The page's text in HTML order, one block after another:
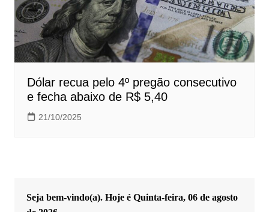
Dólar recua pelo 4º pregão consecutivo
e fecha abaixo de R$ 5,40
21/10/2025
Seja bem-vindo(a). Hoje é Quinta-feira, 06 de agosto